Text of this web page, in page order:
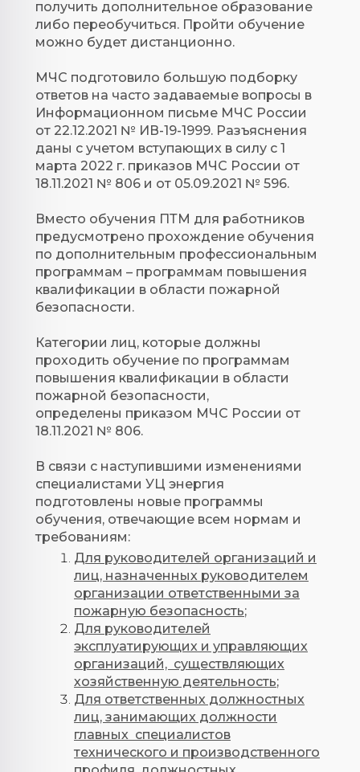
получить дополнительное образование
либо переобучиться. Пройти обучение
можно будет дистанционно.
МЧС подготовило большую подборку
ответов на часто задаваемые вопросы в
Информационном письме МЧС России
от 22.12.2021 № ИВ-19-1999. Разъяснения
даны с учетом вступающих в силу с 1
марта 2022 г. приказов МЧС России от
18.11.2021 № 806 и от 05.09.2021 № 596.
Вместо обучения ПТМ для работников
предусмотрено прохождение обучения
по дополнительным профессиональным
программам – программам повышения
квалификации в области пожарной
безопасности.
Категории лиц, которые должны
проходить обучение по программам
повышения квалификации в области
пожарной безопасности,
определены приказом МЧС России от
18.11.2021 № 806.
В связи с наступившими изменениями
специалистами УЦ энергия
подготовлены новые программы
обучения, отвечающие всем нормам и
требованиям:
Для руководителей организаций и
лиц, назначенных руководителем
организации ответственными за
пожарную безопасность;
Для руководителей
эксплуатирующих и управляющих
организаций, существляющих
хозяйственную деятельность;
Для ответственных должностных
лиц, занимающих должности
главных специалистов
технического и производственного